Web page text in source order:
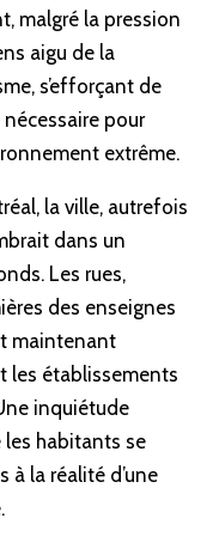
malgré la pression
aigu de la
s’efforçant de
pour
extrême.
la ville, autrefois
dans un
Les rues,
des enseignes
maintenant
les établissements
inquiétude
les habitants se
à la réalité d’une